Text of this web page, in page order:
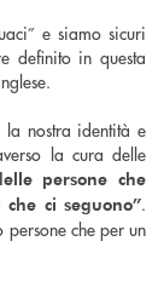
e siamo sicuri
definito in questa
nostra identità e
la cura delle
persone che
ci seguono”.
persone che per un